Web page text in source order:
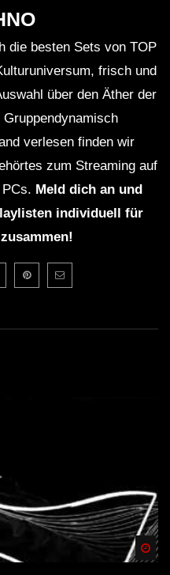
Mix (Recondite)
Rebirth
Sublimé (Official
Arkana
die besten Sets von TOP
frisch und
über den Äther der
verlesen finden wir
zum Streaming auf
Meld dich an und
individuell für